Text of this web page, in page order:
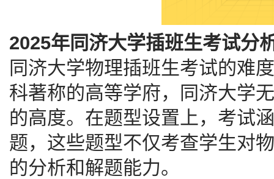
2025年同济大学插班生考试分
同济大学物理插班生考试的难
科著称的高等学府，同济大学
的高度。在题型设置上，考试
题，这些题型不仅考查学生对
的分析和解题能力。